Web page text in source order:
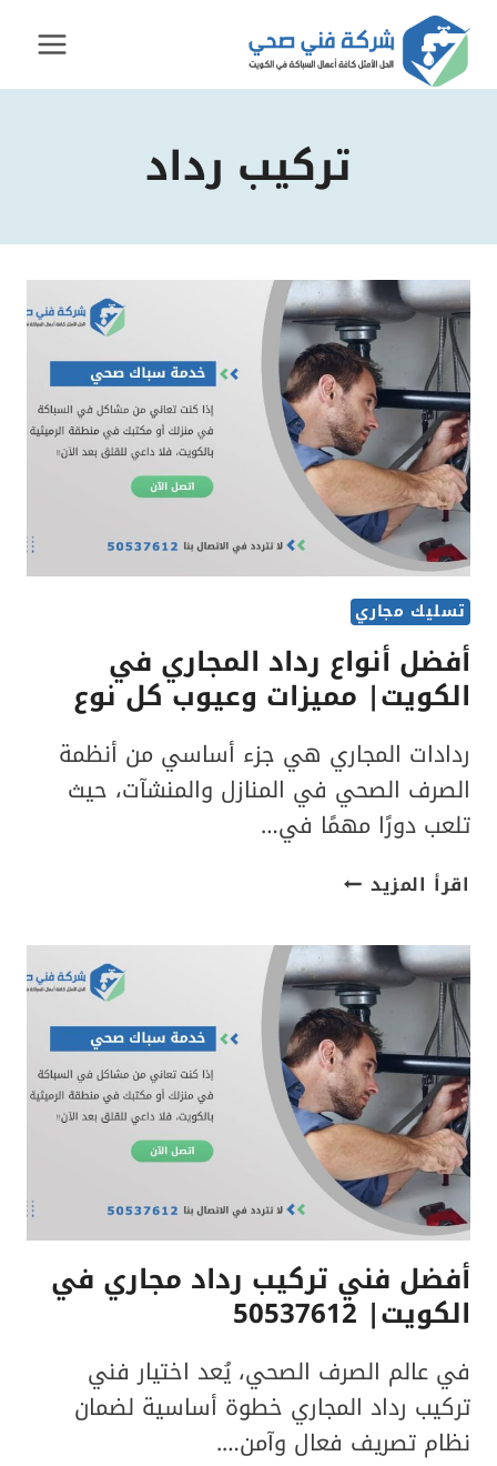
التجاوز
إلى
المحتوى
تركيب رداد
تسليك مجاري
أفضل أنواع رداد المجاري في
الكويت| مميزات وعيوب كل نوع
ردادات المجاري هي جزء أساسي من أنظمة
الصرف الصحي في المنازل والمنشآت، حيث
تلعب دورًا مهمًا في…
اقرأ المزيد أفضل
المجاري
في
الكويت|
مميزات
وعيوب
كل
نوع
أفضل فني تركيب رداد مجاري في
الكويت| 50537612
في عالم الصرف الصحي، يُعد اختيار فني
تركيب رداد المجاري خطوة أساسية لضمان
نظام تصريف فعال وآمن….